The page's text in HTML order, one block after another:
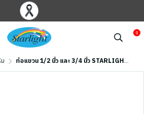
0
ท่อแขวน 1/2 นิ้ว และ 3/4 นิ้ว STARLIGHT รุ่น DOWNROD-ST สีเงิน